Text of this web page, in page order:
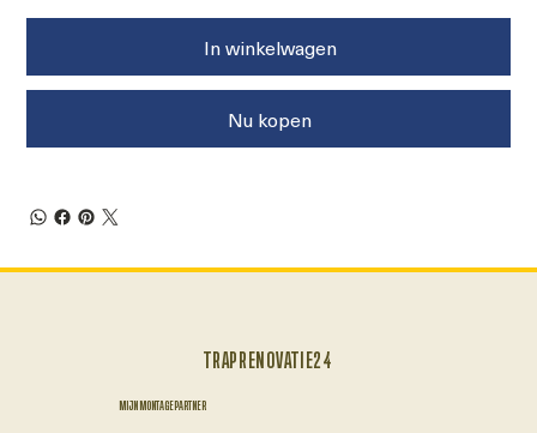
In winkelwagen
Nu kopen
TRAPRENOVATIE24
MIJN MONTAGEPARTNER